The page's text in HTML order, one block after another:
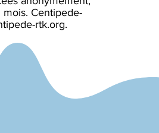
Centipede-
rtk.org.